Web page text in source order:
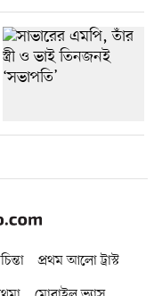
প্রথম আলো ট্রাস্ট